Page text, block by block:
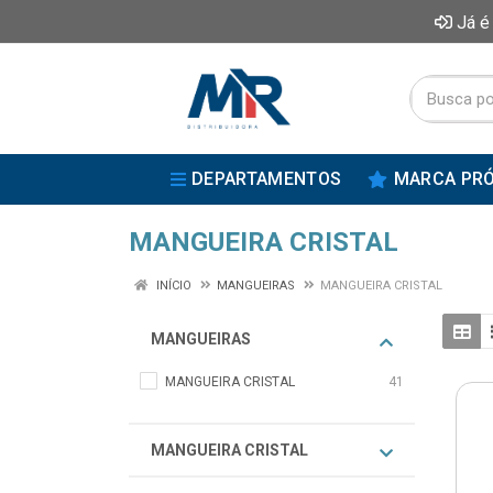
Já
DEPARTAMENTOS MARCA
MANGUEIRA CRISTAL
INÍCIO MANGUEIRAS MANGUEIRA CRISTAL
MANGUEIRAS
MANGUEIRA CRISTAL 41
MANGUEIRA CRISTAL